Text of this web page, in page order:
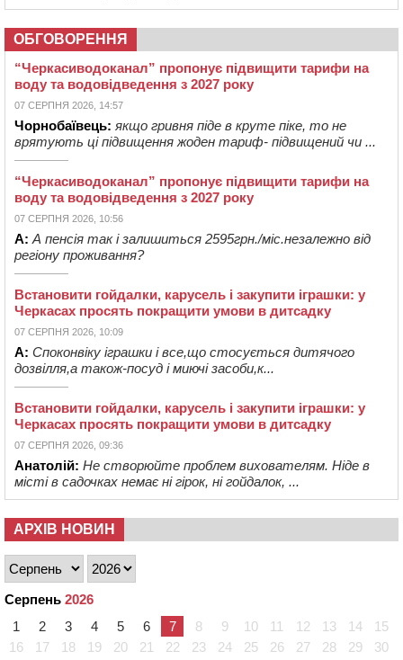
ОБГОВОРЕННЯ
“Черкасиводоканал” пропонує підвищити тарифи на
воду та водовідведення з 2027 року
07 СЕРПНЯ 2026, 14:57
Чорнобаївець: якщо гривня піде в круте піке, то не
врятують ці підвищення жоден тариф- підвищений чи ...
“Черкасиводоканал” пропонує підвищити тарифи на
воду та водовідведення з 2027 року
07 СЕРПНЯ 2026, 10:56
А: А пенсія так і залишиться 2595грн./міс.незалежно від
регіону проживання?
Встановити гойдалки, карусель і закупити іграшки: у
Черкасах просять покращити умови в дитсадку
07 СЕРПНЯ 2026, 10:09
А: Споконвіку іграшки і все,що стосується дитячого
дозвілля,а також-посуд і миючі засоби,к...
Встановити гойдалки, карусель і закупити іграшки: у
Черкасах просять покращити умови в дитсадку
07 СЕРПНЯ 2026, 09:36
Анатолій: Не створюйте проблем вихователям. Ніде в
місті в садочках немає ні гірок, ні гойдалок, ...
АРХІВ НОВИН
Серпень 2026
1
2 3 4 5 6 7 8 9 10 11 12 13 14
15
16
17 18 19 20 21 22 23 24 25 26 27 28 29
30